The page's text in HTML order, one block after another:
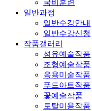
국비훈련
일반과정
일반수강안내
일반수강신청
작품갤러리
섬유예술작품
조형예술작품
응용미술작품
푸드아트작품
꽃예술작품
토탈미용작품